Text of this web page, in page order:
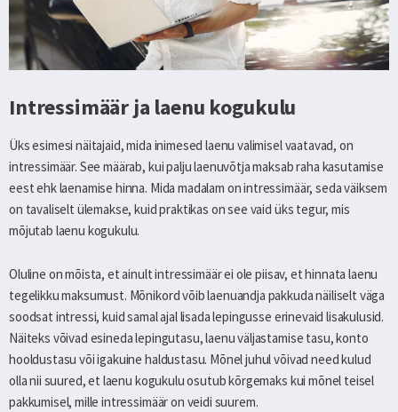
Intressimäär ja laenu kogukulu
Üks esimesi näitajaid, mida inimesed laenu valimisel vaatavad, on
intressimäär. See määrab, kui palju laenuvõtja maksab raha kasutamise
eest ehk laenamise hinna. Mida madalam on intressimäär, seda väiksem
on tavaliselt ülemakse, kuid praktikas on see vaid üks tegur, mis
mõjutab laenu kogukulu.
Oluline on mõista, et ainult intressimäär ei ole piisav, et hinnata laenu
tegelikku maksumust. Mõnikord võib laenuandja pakkuda näiliselt väga
soodsat intressi, kuid samal ajal lisada lepingusse erinevaid lisakulusid.
Näiteks võivad esineda lepingutasu, laenu väljastamise tasu, konto
hooldustasu või igakuine haldustasu. Mõnel juhul võivad need kulud
olla nii suured, et laenu kogukulu osutub kõrgemaks kui mõnel teisel
pakkumisel, mille intressimäär on veidi suurem.